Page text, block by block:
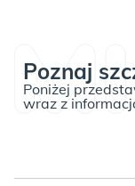
Poznaj
Poniżej
wraz z